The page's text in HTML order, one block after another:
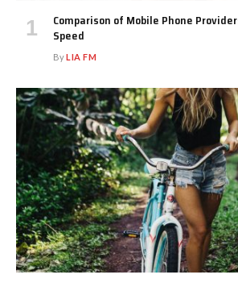
Comparison of Mobile Phone
Speed
ByLIA FM